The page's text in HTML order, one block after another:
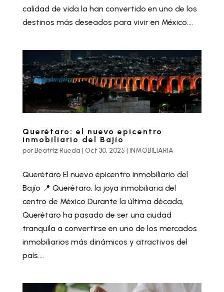
calidad de vida la han convertido en uno de los
destinos más deseados para vivir en México....
Querétaro: el nuevo epicentro
inmobiliario del Bajío
porBeatriz Rueda | Oct 30, 2025 | INMOBILIARIA
Querétaro El nuevo epicentro inmobiliario del
Bajío 📍 Querétaro, la joya inmobiliaria del
centro de México Durante la última década,
Querétaro ha pasado de ser una ciudad
tranquila a convertirse en uno de los mercados
inmobiliarios más dinámicos y atractivos del
país....